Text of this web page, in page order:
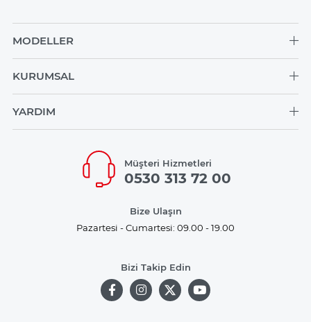
MODELLER
KURUMSAL
YARDIM
Müşteri Hizmetleri
0530 313 72 00
Bize Ulaşın
Pazartesi - Cumartesi: 09.00 - 19.00
Bizi Takip Edin